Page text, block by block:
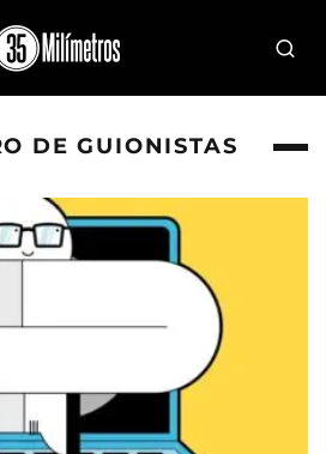
DE GUIONISTAS